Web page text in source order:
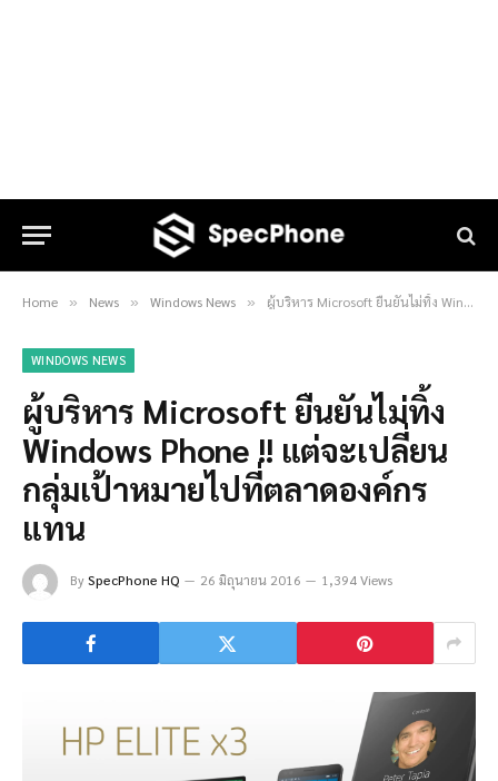
Home » News » Windows News » ผู้บริหาร Microsoft ยืนยันไม่ทิ้ง Windows Phone !! แต่จะเปลี่ยนกลุ่มเป้าหมายไปที่ตลาดองค์กรแทน
WINDOWS NEWS
ผู้บริหาร Microsoft ยืนยันไม่ทิ้ง
Windows Phone !! แต่จะเปลี่ยน
กลุ่มเป้าหมายไปที่ตลาดองค์กร
แทน
BySpecPhone HQ 26 มิถุนายน 2016 1,394 Views